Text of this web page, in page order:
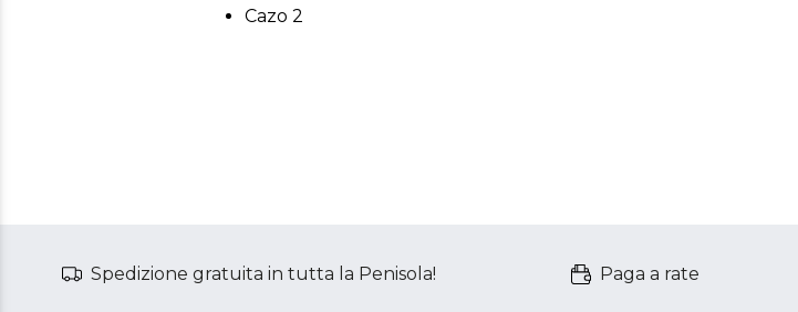
Cazo 2
Spedizione gratuita in tutta la Penisola! Paga a rate